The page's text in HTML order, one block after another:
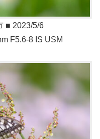
■ 2023/5/6
F5.6-8 IS USM